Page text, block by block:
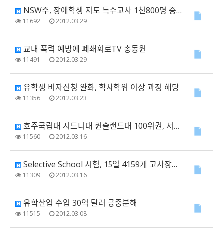
NSW주, 장애학생 지도 특수교사 1천800명 증원
11692 2012.03.29
교내 폭력 예방에 폐쇄회로TV 총동원
11491 2012.03.29
유학생 비자신청 완화, 학사학위 이상 과정 해당
11356 2012.03.23
호주국립대 시드니대 퀸슬랜드대 100위권, 서울대 51-60위권
11560 2012.03.16
Selective School 시험, 15일 4159개 고사장에서 치러져
11309 2012.03.16
유학산업 수입 30억 달러 공중분해
11515 2012.03.08